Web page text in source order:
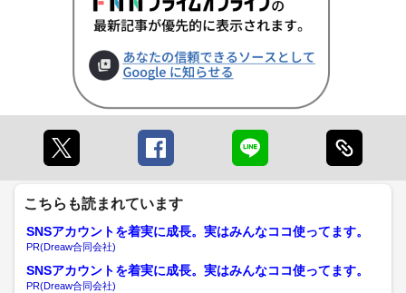
こちらも読まれています
SNSアカウントを着実に成長。実はみんなココ使ってます。
PR(Dreaw合同会社)
SNSアカウントを着実に成長。実はみんなココ使ってます。
PR(Dreaw合同会社)